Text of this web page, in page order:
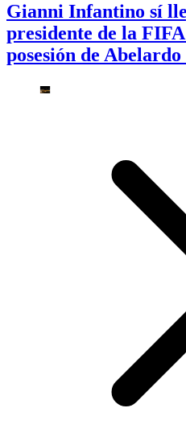
Gianni Infantino sí
presidente de la
posesión de